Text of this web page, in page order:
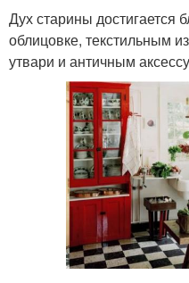
Дух старины достигается
облицовке, текстильным
утвари и античным